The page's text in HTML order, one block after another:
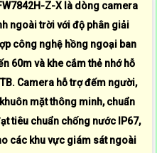
Z-X là dòng camera
ngoài trời với độ phân giải
công nghệ hồng ngoại ban
60m và khe cắm thẻ nhớ hỗ
Camera hỗ trợ đếm người,
mặt thông minh, chuẩn
tiêu chuẩn chống nước IP67,
các khu vực giám sát ngoài